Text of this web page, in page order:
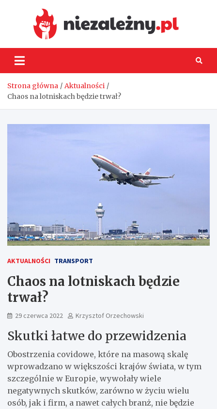
Strona główna
Aktualności
Chaos na lotniskach będzie trwał?
AKTUALNOŚCI TRANSPORT
Chaos na lotniskach będzie
trwał?
29 czerwca 2022 Krzysztof Orzechowski
Skutki łatwe do przewidzenia
Obostrzenia covidowe, które na masową skalę
wprowadzano w większości krajów świata, w tym
szczególnie w Europie, wywołały wiele
negatywnych skutków, zarówno w życiu wielu
osób, jak i firm, a nawet całych branż, nie będzie